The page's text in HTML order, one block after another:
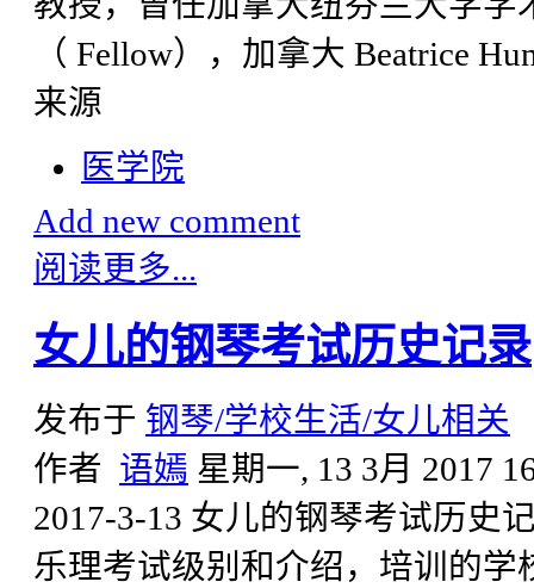
（ Fellow），加拿大 Beatrice
来源
医学院
Add new comment
阅读更多...
女儿的钢琴考试历史记录
发布于 钢琴/学校生活/女儿相关
作者 语嫣 星期一, 13 3月 2017
2017-3-13 女儿的钢琴考试历史
乐理考试级别和介绍，培训的